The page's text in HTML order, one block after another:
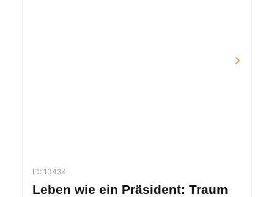
ID: 10434
Leben wie ein Präsident: Traum